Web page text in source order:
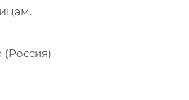
(Россия)